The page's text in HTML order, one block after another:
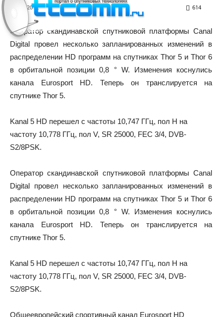
14.03.2012 614
Оператор скандинавской спутниковой платформы Canal
Digital провел несколько запланированных изменений в
распределении HD программ на спутниках Thor 5 и Thor 6
в орбитальной позиции 0,8 ° W. Изменения коснулись
канала Eurosport HD. Теперь он транслируется на
спутнике Thor 5.
Kanal 5 HD перешел с частоты 10,747 ГГц, пол H на
частоту 10,778 ГГц, пол V, SR 25000, FEC 3/4, DVB-
S2/8PSK.
Оператор скандинавской спутниковой платформы Canal
Digital провел несколько запланированных изменений в
распределении HD программ на спутниках Thor 5 и Thor 6
в орбитальной позиции 0,8 ° W. Изменения коснулись
канала Eurosport HD. Теперь он транслируется на
спутнике Thor 5.
Kanal 5 HD перешел с частоты 10,747 ГГц, пол H на
частоту 10,778 ГГц, пол V, SR 25000, FEC 3/4, DVB-
S2/8PSK.
Общеевропейский спортивный канал Eurosport HD